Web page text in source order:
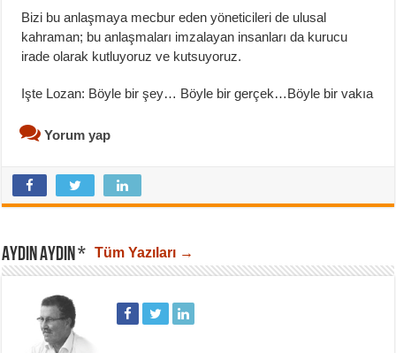
Bizi bu anlaşmaya mecbur eden yöneticileri de ulusal
kahraman; bu anlaşmaları imzalayan insanları da kurucu
irade olarak kutluyoruz ve kutsuyoruz.
Işte Lozan: Böyle bir şey… Böyle bir gerçek…Böyle bir vakıa
Yorum yap
AYDIN AYDIN * Tüm Yazıları →